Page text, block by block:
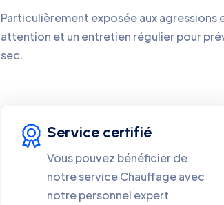
Particulièrement exposée aux
attention et un entretien régulier pour
sec.
Service certifié
Vous pouvez bénéficier de
notre service Chauffage avec
notre personnel expert